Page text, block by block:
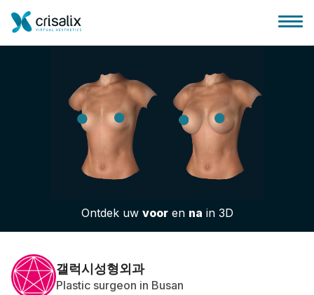
Huis chirurg
3D business platform
Patiëntrecensies
Ontdek uw vooren na in 3D
갤럭시성형외과
Plastic surgeon in Busan